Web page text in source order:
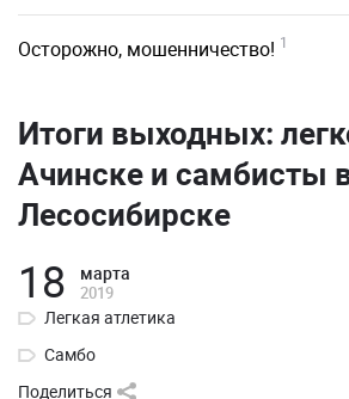
Осторожно, мошенничество! 1
Итоги выходных:
Ачинске и самбисты
Лесосибирске
18 марта
2019
Легкая атлетика
Самбо
Поделиться